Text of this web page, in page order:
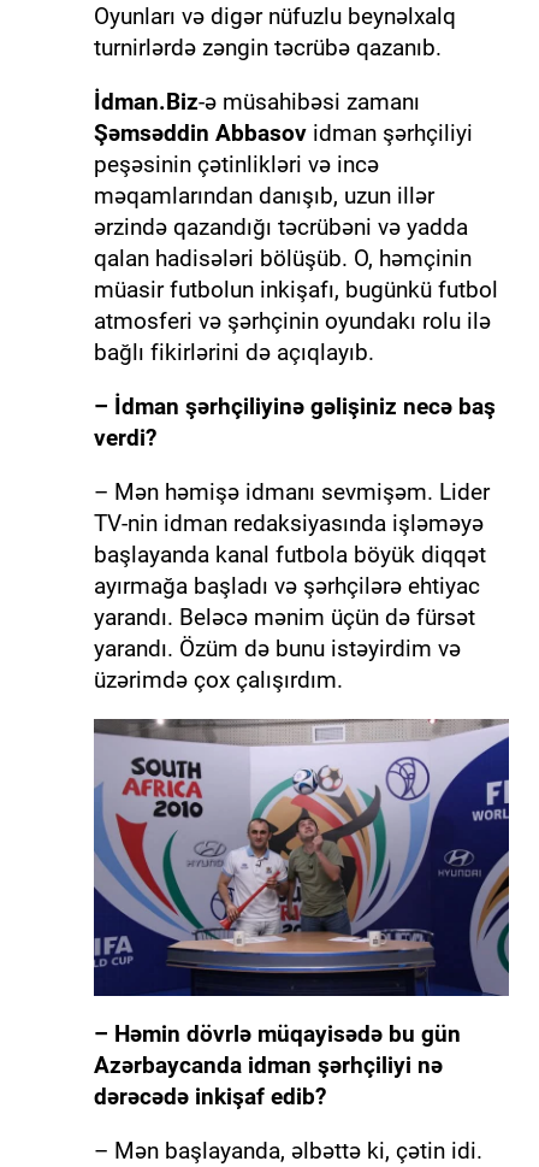
Oyunları və digər nüfuzlu beynəlxalq
turnirlərdə zəngin təcrübə qazanıb.
İdman.Biz-ə müsahibəsi zamanı
Şəmsəddin Abbasovidman şərhçiliyi
peşəsinin çətinlikləri və incə
məqamlarından danışıb, uzun illər
ərzində qazandığı təcrübəni və yadda
qalan hadisələri bölüşüb. O, həmçinin
müasir futbolun inkişafı, bugünkü futbol
atmosferi və şərhçinin oyundakı rolu ilə
bağlı fikirlərini də açıqlayıb.
– İdman şərhçiliyinə gəlişiniz necə baş
verdi?
– Mən həmişə idmanı sevmişəm. Lider
TV-nin idman redaksiyasında işləməyə
başlayanda kanal futbola böyük diqqət
ayırmağa başladı və şərhçilərə ehtiyac
yarandı. Beləcə mənim üçün də fürsət
yarandı. Özüm də bunu istəyirdim və
üzərimdə çox çalışırdım.
– Həmin dövrlə müqayisədə bu gün
Azərbaycanda idman şərhçiliyi nə
dərəcədə inkişaf edib?
– Mən başlayanda, əlbəttə ki, çətin idi.